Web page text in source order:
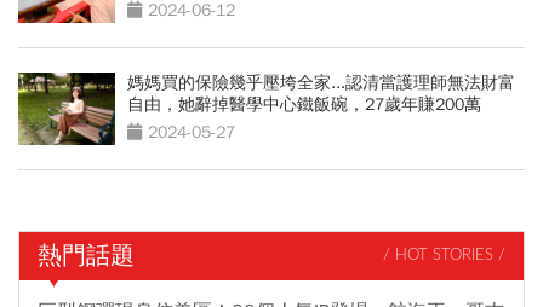
2024-06-12
媽媽買的保險幾乎壓垮全家...認清當護理師無法財富
自由，她辭掉醫學中心鐵飯碗，27歲年賺200萬
2024-05-27
熱門話題 / HOT STORIES /